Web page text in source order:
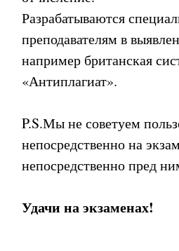
Разрабатываются
преподавателям в
например британская
«Антиплагиат».
P.S.Мы не советуем
непосредственно на
непосредственно пред
Удачи на экзаменах!